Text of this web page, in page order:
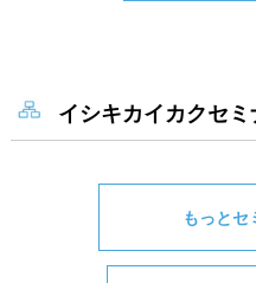
イシキカイカクセ
もっとセ